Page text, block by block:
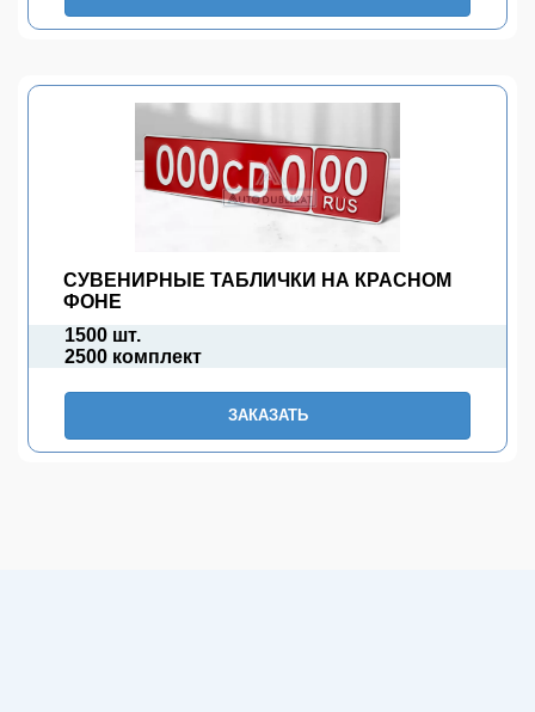
СУВЕНИРНЫЕ ТАБЛИЧКИ НА КРАСНОМ
ФОНЕ
1500 шт.
2500 комплект
ЗАКАЗАТЬ